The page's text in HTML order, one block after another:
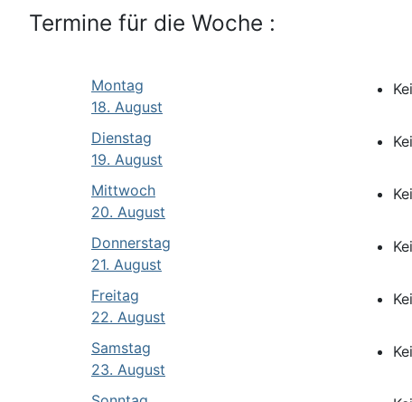
Termine für die Woche :
Montag
18. August
Dienstag
19. August
Mittwoch
20. August
Donnerstag
21. August
Freitag
22. August
Samstag
23. August